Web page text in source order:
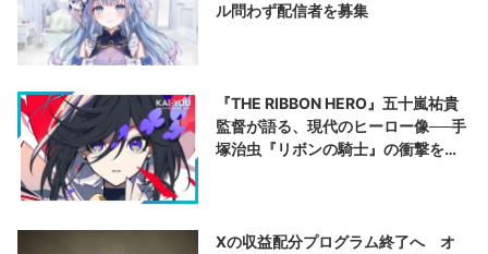
ル問わず配信者を募集
『THE RIBBON HERO』五十嵐祐貴
監督が語る、現代のヒーロー像──手
塚治虫『リボンの騎士』の衝撃を再
Xの収益配分プログラム終了へ オ